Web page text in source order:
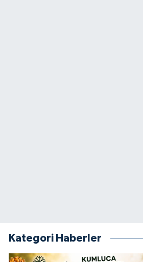
Kategori Haberler